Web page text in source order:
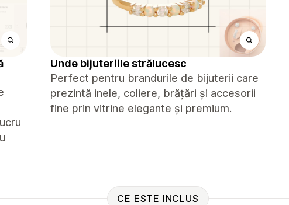
Unde bijuteriile strălucesc
Perfect pentru brandurile de bijuterii care
prezintă inele, coliere, brățări și accesorii
fine prin vitrine elegante și premium.
CE ESTE INCLUS